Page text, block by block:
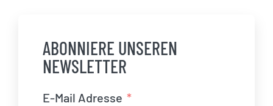
ABONNIERE UNSEREN
NEWSLETTER
E-Mail Adresse